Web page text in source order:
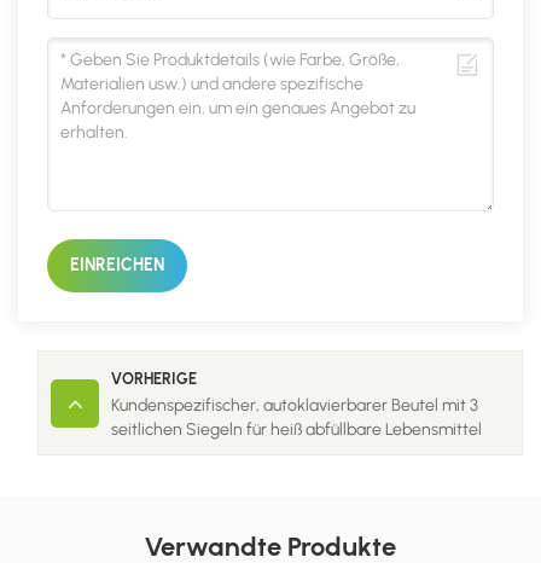
EINREICHEN
VORHERIGE
Kundenspezifischer, autoklavierbarer Beutel mit 3
seitlichen Siegeln für heiß abfüllbare Lebensmittel
Verwandte Produkte